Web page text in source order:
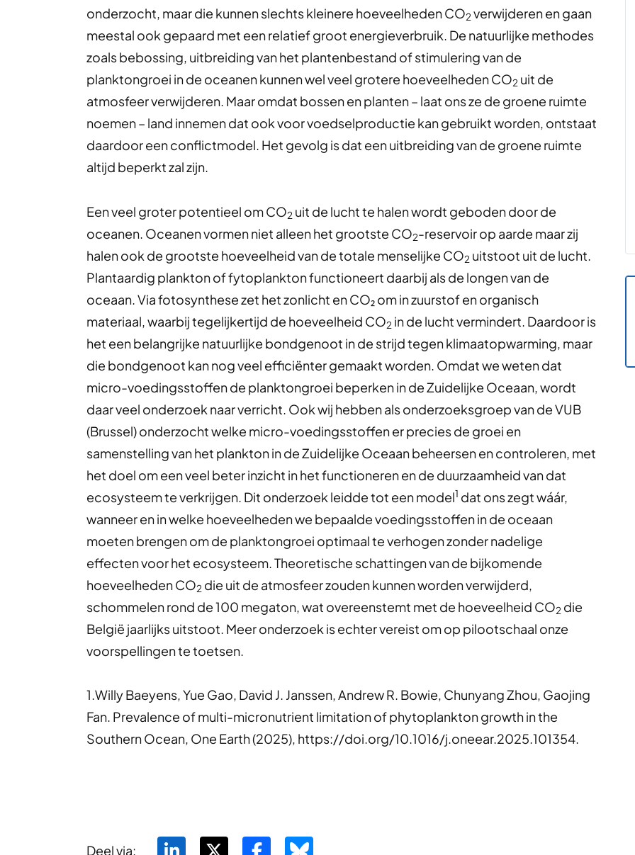
onderzocht, maar die kunnen slechts kleinere hoeveelheden CO2 verwijderen en gaan
meestal ook gepaard met een relatief groot energieverbruik. De natuurlijke methodes
zoals bebossing, uitbreiding van het plantenbestand of stimulering van de
planktongroei in de oceanen kunnen wel veel grotere hoeveelheden CO2 uit de
atmosfeer verwijderen. Maar omdat bossen en planten – laat ons ze de groene ruimte
noemen – land innemen dat ook voor voedselproductie kan gebruikt worden, ontstaat
daardoor een conflictmodel. Het gevolg is dat een uitbreiding van de groene ruimte
altijd beperkt zal zijn.
Een veel groter potentieel om CO2 uit de lucht te halen wordt geboden door de
oceanen. Oceanen vormen niet alleen het grootste CO2-reservoir op aarde maar zij
halen ook de grootste hoeveelheid van de totale menselijke CO2 uitstoot uit de lucht.
Plantaardig plankton of fytoplankton functioneert daarbij als de longen van de
oceaan. Via fotosynthese zet het zonlicht en CO₂ om in zuurstof en organisch
materiaal, waarbij tegelijkertijd de hoeveelheid CO2 in de lucht vermindert. Daardoor is
het een belangrijke natuurlijke bondgenoot in de strijd tegen klimaatopwarming, maar
die bondgenoot kan nog veel efficiënter gemaakt worden. Omdat we weten dat
micro-voedingsstoffen de planktongroei beperken in de Zuidelijke Oceaan, wordt
daar veel onderzoek naar verricht. Ook wij hebben als onderzoeksgroep van de VUB
(Brussel) onderzocht welke micro-voedingsstoffen er precies de groei en
samenstelling van het plankton in de Zuidelijke Oceaan beheersen en controleren, met
het doel om een veel beter inzicht in het functioneren en de duurzaamheid van dat
ecosysteem te verkrijgen. Dit onderzoek leidde tot een model1 dat ons zegt wáár,
wanneer en in welke hoeveelheden we bepaalde voedingsstoffen in de oceaan
moeten brengen om de planktongroei optimaal te verhogen zonder nadelige
effecten voor het ecosysteem. Theoretische schattingen van de bijkomende
hoeveelheden CO2 die uit de atmosfeer zouden kunnen worden verwijderd,
schommelen rond de 100 megaton, wat overeenstemt met de hoeveelheid CO2 die
België jaarlijks uitstoot. Meer onderzoek is echter vereist om op pilootschaal onze
voorspellingen te toetsen.
1.Willy Baeyens, Yue Gao, David J. Janssen, Andrew R. Bowie, Chunyang Zhou, Gaojing
Fan. Prevalence of multi-micronutrient limitation of phytoplankton growth in the
Southern Ocean, One Earth (2025), https://doi.org/10.1016/j.oneear.2025.101354.
Deel via: